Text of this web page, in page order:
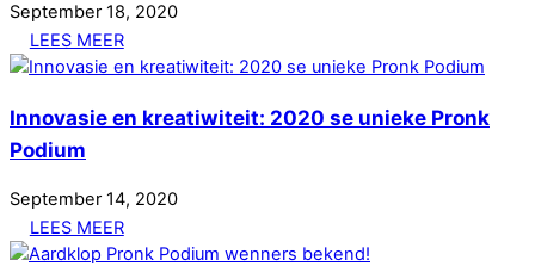
September 18, 2020
LEES MEER
Innovasie en kreatiwiteit: 2020 se unieke Pronk
Podium
September 14, 2020
LEES MEER